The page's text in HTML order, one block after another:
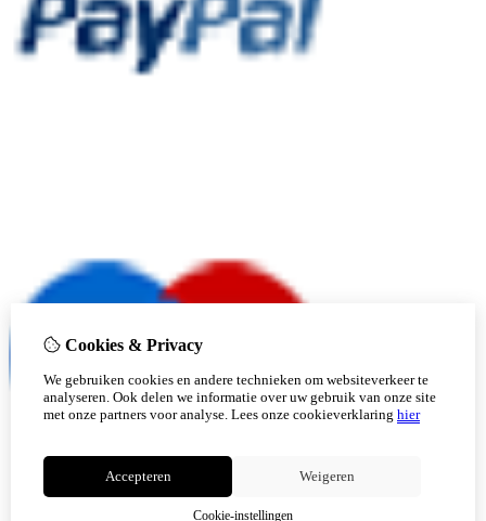
Cookies & Privacy
We gebruiken cookies en andere technieken om websiteverkeer te
analyseren. Ook delen we informatie over uw gebruik van onze site
met onze partners voor analyse. Lees onze cookieverklaring hier
Accepteren Weigeren
Cookie-instellingen